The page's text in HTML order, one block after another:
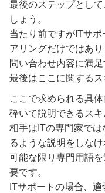
最後のステップとし
しょう。
当たり前ですがITサ
アリングだけではあり
問い合わせ内容に満
最後はここに関するス
ここで求められる具
砕いて説明できるスキ
相手はITの専門家で
るような説明をしな
可能な限り専門用語
要です。
ITサポートの場合、